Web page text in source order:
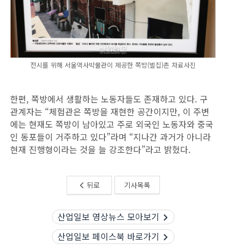
전시를 위해 서울역사박물관이 제공한 쪽방(벌집)촌 자료사진
한편, 쪽방에서 생활하는 노동자들도 존재하고 있다. 구
관계자는 “체험관은 쪽방을 재현한 공간이지만, 이 주변
에는 현재도 쪽방이 남아있고 주로 외국인 노동자와 중국
인 동포들이 거주하고 있다”라며 “지나간 과거가 아니라
현재 진행형이라는 것을 늘 강조한다”라고 밝혔다.
뒤로 기사목록
산업일보 영상뉴스 모아보기
산업일보 페이스북 바로가기